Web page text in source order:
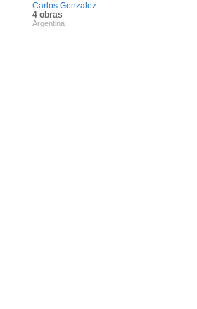
Carlos Gonzalez
4 obras
Argentina